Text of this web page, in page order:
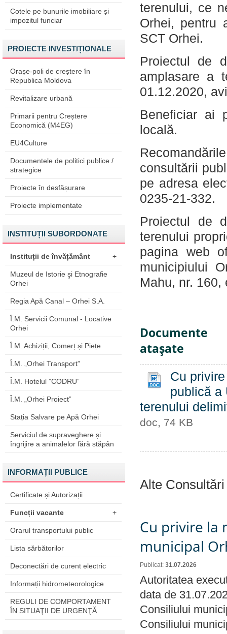
Cotele pe bunurile imobiliare și
impozitul funciar
PROIECTE INVESTIȚIONALE
Orașe-poli de creștere în
Republica Moldova
Revitalizare urbană
Primarii pentru Creștere
Economică (M4EG)
EU4Culture
Documentele de politici publice /
strategice
Proiecte în desfășurare
Proiecte implementate
INSTITUȚII SUBORDONATE
Instituții de învățământ +
Muzeul de Istorie şi Etnografie
Orhei
Regia Apă Canal – Orhei S.A.
Î.M. Servicii Comunal - Locative
Orhei
Î.M. Achiziții, Comerț și Piețe
Î.M. „Orhei Transport”
Î.M. Hotelul ”CODRU”
Î.M. „Orhei Proiect”
Stația Salvare pe Apă Orhei
Serviciul de supraveghere și
îngrijire a animalelor fără stăpân
INFORMAȚII PUBLICE
Certificate și Autorizații
Funcții vacante +
Orarul transportului public
Lista sărbătorilor
Deconectări de curent electric
Informații hidrometeorologice
REGULI DE COMPORTAMENT
ÎN SITUAŢII DE URGENŢĂ
terenului, ce
Orhei, pentru
SCT Orhei.
Proiectul de
amplasare a
01.12.2020,
Beneficiar ai
locală.
consultării
pe adresa
0235-21-332.
Proiectul de
terenului
pagina web
municipiului
Mahu, nr. 160,
Documente
ataşate
Cu
publică a
terenului
doc, 74 KB
Alte
Cu privire la
municipal
Publicat: 31.07.2026
Autoritatea
data de
Consiliului
Consiliului